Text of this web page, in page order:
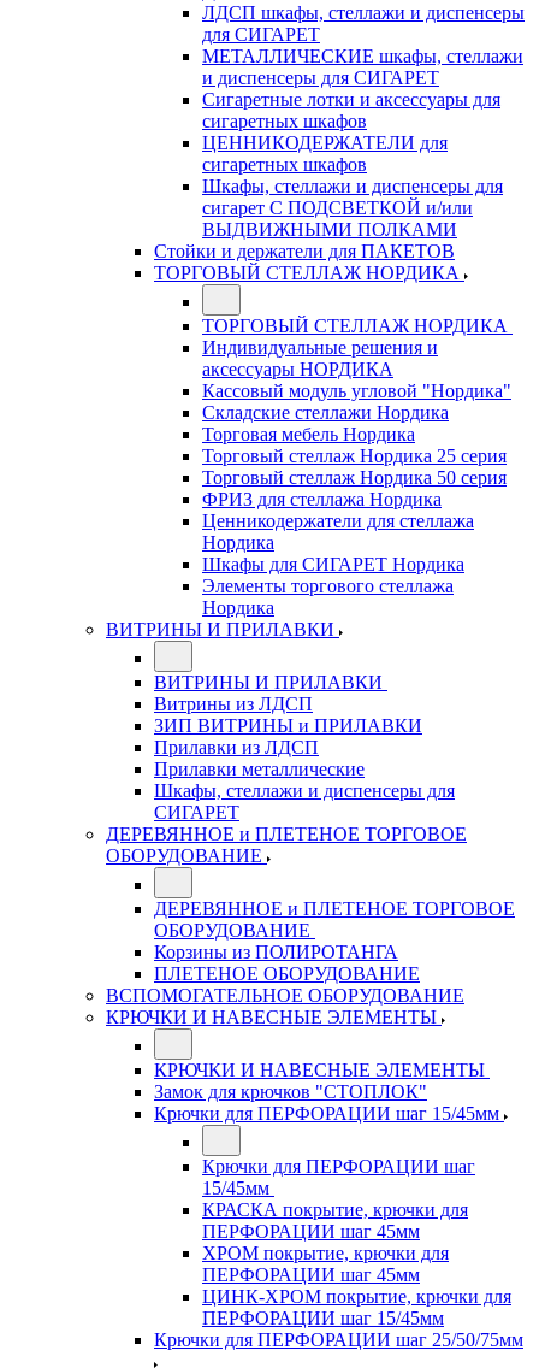
ЛДСП шкафы, стеллажи и диспенсеры
для СИГАРЕТ
МЕТАЛЛИЧЕСКИЕ шкафы, стеллажи
и диспенсеры для СИГАРЕТ
Сигаретные лотки и аксессуары для
сигаретных шкафов
ЦЕННИКОДЕРЖАТЕЛИ для
сигаретных шкафов
Шкафы, стеллажи и диспенсеры для
сигарет С ПОДСВЕТКОЙ и/или
ВЫДВИЖНЫМИ ПОЛКАМИ
Стойки и держатели для ПАКЕТОВ
ТОРГОВЫЙ СТЕЛЛАЖ НОРДИКА
ТОРГОВЫЙ СТЕЛЛАЖ НОРДИКА
Индивидуальные решения и
аксессуары НОРДИКА
Кассовый модуль угловой "Нордика"
Складские стеллажи Нордика
Торговая мебель Нордика
Торговый стеллаж Нордика 25 серия
Торговый стеллаж Нордика 50 серия
ФРИЗ для стеллажа Нордика
Ценникодержатели для стеллажа
Нордика
Шкафы для СИГАРЕТ Нордика
Элементы торгового стеллажа
Нордика
ВИТРИНЫ И ПРИЛАВКИ
ВИТРИНЫ И ПРИЛАВКИ
Витрины из ЛДСП
ЗИП ВИТРИНЫ и ПРИЛАВКИ
Прилавки из ЛДСП
Прилавки металлические
Шкафы, стеллажи и диспенсеры для
СИГАРЕТ
ДЕРЕВЯННОЕ и ПЛЕТЕНОЕ ТОРГОВОЕ
ОБОРУДОВАНИЕ
ДЕРЕВЯННОЕ и ПЛЕТЕНОЕ ТОРГОВОЕ
ОБОРУДОВАНИЕ
Корзины из ПОЛИРОТАНГА
ПЛЕТЕНОЕ ОБОРУДОВАНИЕ
ВСПОМОГАТЕЛЬНОЕ ОБОРУДОВАНИЕ
КРЮЧКИ И НАВЕСНЫЕ ЭЛЕМЕНТЫ
КРЮЧКИ И НАВЕСНЫЕ ЭЛЕМЕНТЫ
Замок для крючков "СТОПЛОК"
Крючки для ПЕРФОРАЦИИ шаг 15/45мм
Крючки для ПЕРФОРАЦИИ шаг
15/45мм
КРАСКА покрытие, крючки для
ПЕРФОРАЦИИ шаг 45мм
ХРОМ покрытие, крючки для
ПЕРФОРАЦИИ шаг 45мм
ЦИНК-ХРОМ покрытие, крючки для
ПЕРФОРАЦИИ шаг 15/45мм
Крючки для ПЕРФОРАЦИИ шаг 25/50/75мм